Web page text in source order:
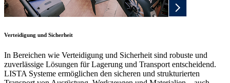
Verteidigung und Sicherheit
In Bereichen wie Verteidigung und Sicherheit sind robuste und
zuverlässige Lösungen für Lagerung und Transport entscheidend.
LISTA Systeme ermöglichen den sicheren und strukturierten